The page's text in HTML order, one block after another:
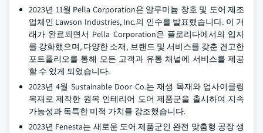
2023년 11월 Pella Corporation은 알루미늄 창호 및 도어 제조
업체인 Lawson Industries, Inc.의 인수를 발표했습니다. 이 거
래가 완료되면서 Pella Corporation은 플로리다에서의 입지
를 강화했으며, 다양한 소재, 브랜드 및 서비스를 갖춘 견고한
포트폴리오를 통해 모든 고객과 유통 채널에 서비스를 제공
할 수 있게 되었습니다.
2023년 4월 Sustainable Door Co.는 재생 목재와 업사이클링
목재로 제작한 원목 인테리어 도어 제품군을 출시하여 지속
가능성과 독특한 미적 가치를 강조했습니다.
2023년 Fenesta는 새로운 도어 제품군인 완전 맞춤형 공장 생